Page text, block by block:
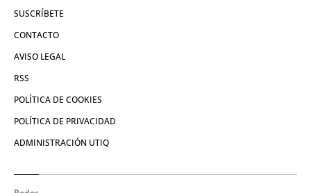
SUSCRÍBETE
CONTACTO
AVISO LEGAL
RSS
POLÍTICA DE COOKIES
POLÍTICA DE PRIVACIDAD
ADMINISTRACIÓN UTIQ